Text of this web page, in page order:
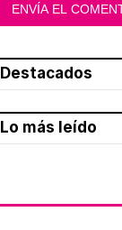
Destacados
Lo más leído